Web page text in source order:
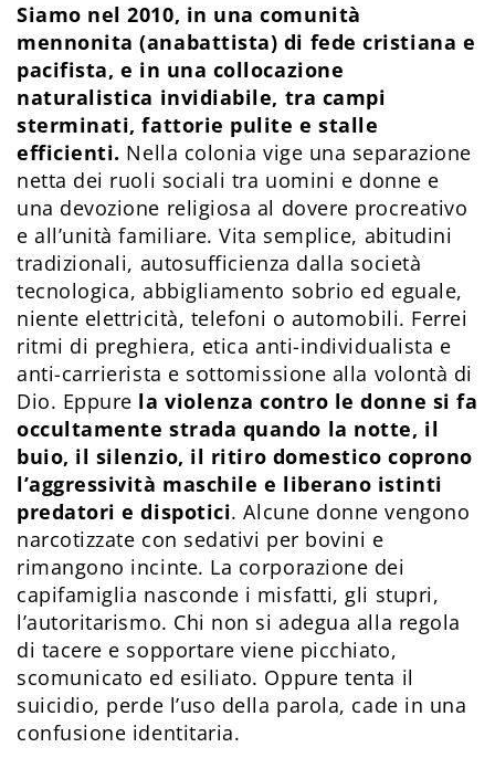
Siamo nel 2010, in una comunità
mennonita (anabattista) di fede cristiana e
pacifista, e in una collocazione
naturalistica invidiabile, tra campi
sterminati, fattorie pulite e stalle
efficienti. Nella colonia vige una separazione
netta dei ruoli sociali tra uomini e donne e
una devozione religiosa al dovere procreativo
e all’unità familiare. Vita semplice, abitudini
tradizionali, autosufficienza dalla società
tecnologica, abbigliamento sobrio ed eguale,
niente elettricità, telefoni o automobili. Ferrei
ritmi di preghiera, etica anti-individualista e
anti-carrierista e sottomissione alla volontà di
Dio. Eppure la violenza contro le donne si fa
occultamente strada quando la notte, il
buio, il silenzio, il ritiro domestico coprono
l’aggressività maschile e liberano istinti
predatori e dispotici. Alcune donne vengono
narcotizzate con sedativi per bovini e
rimangono incinte. La corporazione dei
capifamiglia nasconde i misfatti, gli stupri,
l’autoritarismo. Chi non si adegua alla regola
di tacere e sopportare viene picchiato,
scomunicato ed esiliato. Oppure tenta il
suicidio, perde l’uso della parola, cade in una
confusione identitaria.